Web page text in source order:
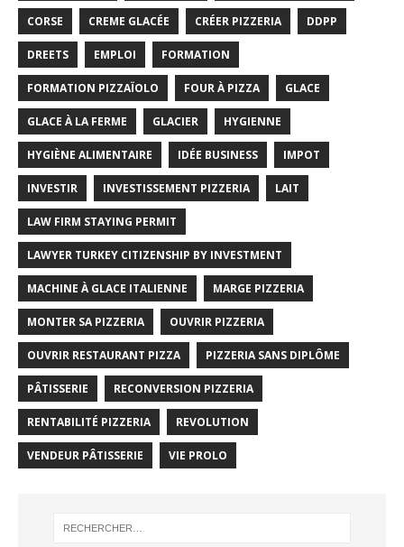
CORSE CREME GLACÉE CRÉER PIZZERIA DDPP
DREETS EMPLOI FORMATION
FORMATION PIZZAÏOLO FOUR À PIZZA GLACE
GLACE À LA FERME GLACIER HYGIENNE
HYGIÈNE ALIMENTAIRE IDÉE BUSINESS IMPOT
INVESTIR INVESTISSEMENT PIZZERIA LAIT
LAW FIRM STAYING PERMIT
LAWYER TURKEY CITIZENSHIP BY INVESTMENT
MACHINE À GLACE ITALIENNE MARGE PIZZERIA
MONTER SA PIZZERIA OUVRIR PIZZERIA
OUVRIR RESTAURANT PIZZA PIZZERIA SANS DIPLÔME
PÂTISSERIE RECONVERSION PIZZERIA
RENTABILITÉ PIZZERIA REVOLUTION
VENDEUR PÂTISSERIE VIE PROLO